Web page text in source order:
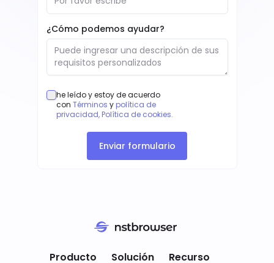
¿Cómo podemos ayudar?
he leído y estoy de acuerdo
con Términos y política de
privacidad, Política de cookies.
Enviar formulario
Producto Solución Recurso
Valoramos tu privacidad
Utilizamos cookies para analizar el uso del